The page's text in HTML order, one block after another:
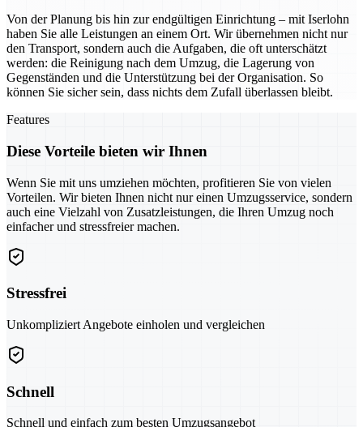
Von der Planung bis hin zur endgültigen Einrichtung – mit Iserlohn
haben Sie alle Leistungen an einem Ort. Wir übernehmen nicht nur
den Transport, sondern auch die Aufgaben, die oft unterschätzt
werden: die Reinigung nach dem Umzug, die Lagerung von
Gegenständen und die Unterstützung bei der Organisation. So
können Sie sicher sein, dass nichts dem Zufall überlassen bleibt.
Features
Diese Vorteile bieten wir Ihnen
Wenn Sie mit uns umziehen möchten, profitieren Sie von vielen
Vorteilen. Wir bieten Ihnen nicht nur einen Umzugsservice, sondern
auch eine Vielzahl von Zusatzleistungen, die Ihren Umzug noch
einfacher und stressfreier machen.
Stressfrei
Unkompliziert Angebote einholen und vergleichen
Schnell
Schnell und einfach zum besten Umzugsangebot